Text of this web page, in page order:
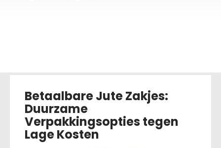
Betaalbare Jute Zakjes:
Duurzame
Verpakkingsopties tegen
Lage Kosten